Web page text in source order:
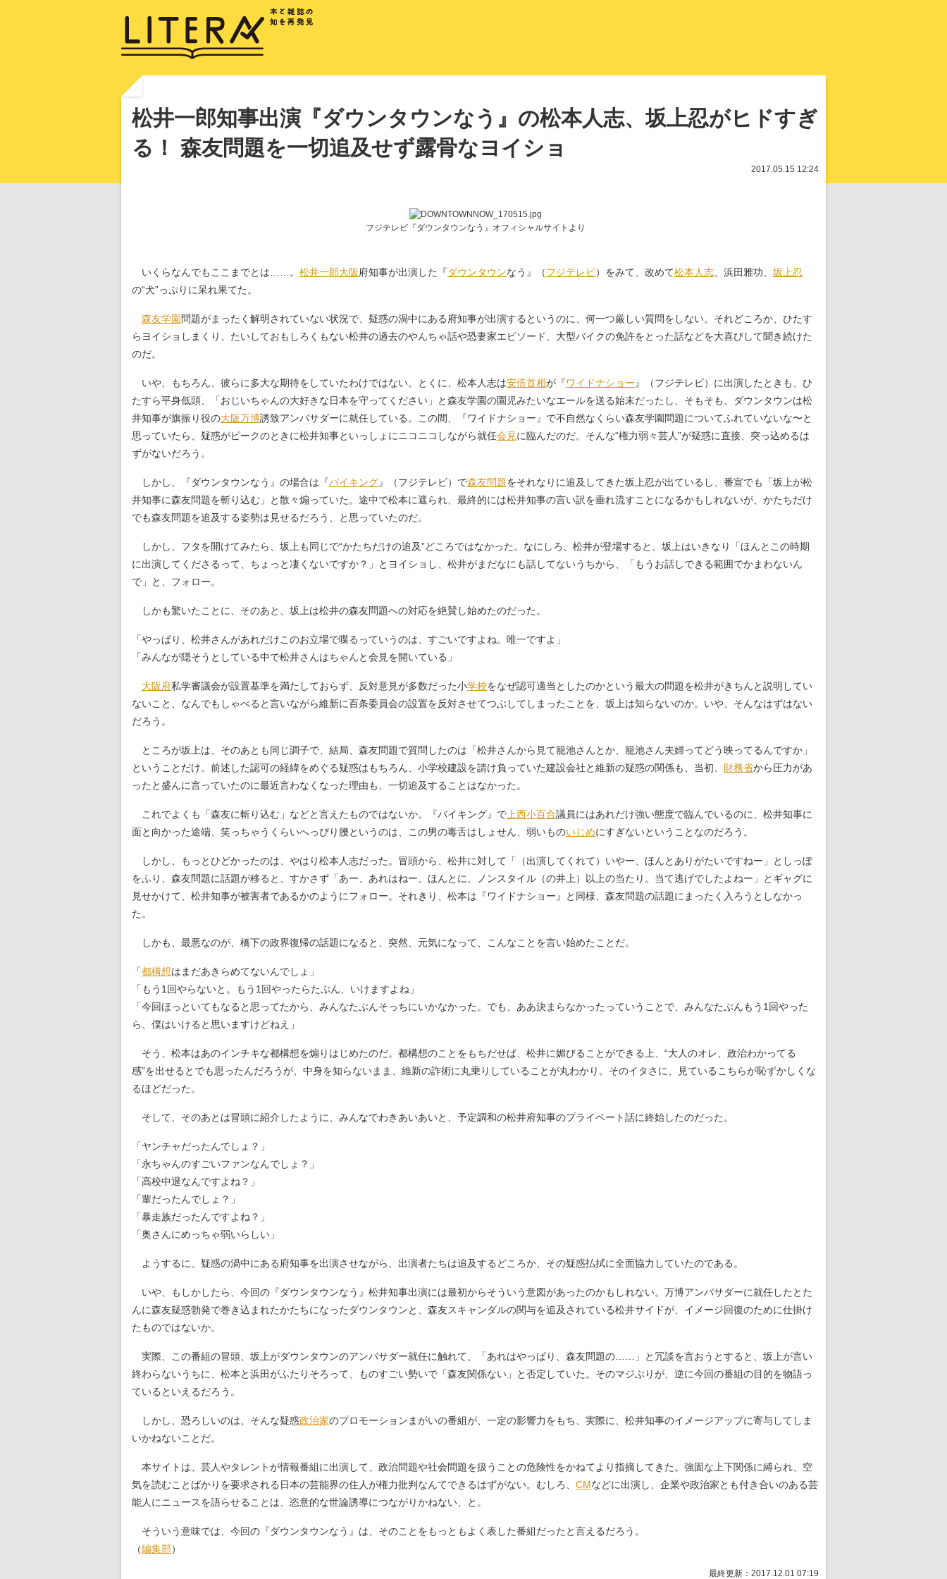
松井一郎知事出演『ダウンタウンなう』の松本人志、坂上忍がヒドすぎ
る！ 森友問題を一切追及せず露骨なヨイショ
2017.05.15 12:24
フジテレビ『ダウンタウンなう』オフィシャルサイトより
いくらなんでもここまでとは……。 松井一郎大阪府知事が出演した『ダウンタウンなう』（フジテレビ）をみて、改めて松本人志 、浜田雅功、 坂上忍
の“犬”っぷりに呆れ果てた。
森友学園 問題がまったく解明されていない状況で、疑惑の渦中にある府知事が出演するというのに、何一つ厳しい質問をしない。それどころか、ひたす
らヨイショしまくり、たいしておもしろくもない松井の過去のやんちゃ話や恐妻家エピソード、大型バイクの免許をとった話などを大喜びして聞き続けた
のだ。
いや、もちろん、彼らに多大な期待をしていたわけではない。とくに、松本人志は安倍首相が『ワイドナショー 』（フジテレビ）に出演したときも、ひ
たすら平身低頭、「おじいちゃんの大好きな日本を守ってください」と森友学園の園児みたいなエールを送る始末だったし、そもそも、ダウンタウンは松
井知事が旗振り役の大阪万博誘致アンバサダーに就任している。この間、『ワイドナショー』で不自然なくらい森友学園問題についてふれていないな〜と
思っていたら、疑惑がピークのときに松井知事といっしょにニコニコしながら就任会見に臨んだのだ。そんな“権力弱々芸人”が疑惑に直接、突っ込めるは
ずがないだろう。
しかし、『ダウンタウンなう』の場合は『バイキング』（フジテレビ）で森友問題をそれなりに追及してきた坂上忍が出ているし、番宣でも「坂上が松
井知事に森友問題を斬り込む」と散々煽っていた。途中で松本に遮られ、最終的には松井知事の言い訳を垂れ流すことになるかもしれないが、かたちだけ
でも森友問題を追及する姿勢は見せるだろう、と思っていたのだ。
しかし、フタを開けてみたら、坂上も同じで“かたちだけの追及”どころではなかった。なにしろ、松井が登場すると、坂上はいきなり「ほんとこの時期
に出演してくださるって、ちょっと凄くないですか？」とヨイショし、松井がまだなにも話してないうちから、「もうお話しできる範囲でかまわないん
で」と、フォロー。
しかも驚いたことに、そのあと、坂上は松井の森友問題への対応を絶賛し始めたのだった。
「やっぱり、松井さんがあれだけこのお立場で喋るっていうのは、すごいですよね。唯一ですよ」
「みんなが隠そうとしている中で松井さんはちゃんと会見を開いている」
大阪府私学審議会が設置基準を満たしておらず、反対意見が多数だった小学校をなぜ認可適当としたのかという最大の問題を松井がきちんと説明してい
ないこと、なんでもしゃべると言いながら維新に百条委員会の設置を反対させてつぶしてしまったことを、坂上は知らないのか。いや、そんなはずはない
だろう。
ところが坂上は、そのあとも同じ調子で、結局、森友問題で質問したのは「松井さんから見て籠池さんとか、籠池さん夫婦ってどう映ってるんですか」
ということだけ。前述した認可の経緯をめぐる疑惑はもちろん、小学校建設を請け負っていた建設会社と維新の疑惑の関係も、当初、 財務省から圧力があ
ったと盛んに言っていたのに最近言わなくなった理由も、一切追及することはなかった。
これでよくも「森友に斬り込む」などと言えたものではないか。『バイキング』で 上西小百合議員にはあれだけ強い態度で臨んでいるのに、松井知事に
面と向かった途端、笑っちゃうくらいへっぴり腰というのは、この男の毒舌はしょせん、弱いものいじめにすぎないということなのだろう。
しかし、もっとひどかったのは、やはり松本人志だった。冒頭から、松井に対して「（出演してくれて）いやー、ほんとありがたいですねー」としっぽ
をふり、森友問題に話題が移ると、すかさず「あー、あれはねー、ほんとに、ノンスタイル（の井上）以上の当たり。当て逃げでしたよねー」とギャグに
見せかけて、松井知事が被害者であるかのようにフォロー。それきり、松本は『ワイドナショー』と同様、森友問題の話題にまったく入ろうとしなかっ
た。
しかも、最悪なのが、橋下の政界復帰の話題になると、突然、元気になって、こんなことを言い始めたことだ。
「都構想はまだあきらめてないんでしょ」
「もう1回やらないと。もう1回やったらたぶん、いけますよね」
「今回ほっといてもなると思ってたから、みんなたぶんそっちにいかなかった。でも、ああ決まらなかったっていうことで、みんなたぶんもう1回やった
ら、僕はいけると思いますけどねえ」
そう、松本はあのインチキな都構想を煽りはじめたのだ。都構想のことをもちだせば、松井に媚びることができる上、“大人のオレ、政治わかってる
感”を出せるとでも思ったんだろうが、中身を知らないまま、維新の詐術に丸乗りしていることが丸わかり。そのイタさに、見ているこちらが恥ずかしくな
るほどだった。
そして、そのあとは冒頭に紹介したように、みんなでわきあいあいと、予定調和の松井府知事のプライベート話に終始したのだった。
「ヤンチャだったんでしょ？」
「永ちゃんのすごいファンなんでしょ？」
「高校中退なんですよね？」
「輩だったんでしょ？」
「暴走族だったんですよね？」
「奥さんにめっちゃ弱いらしい」
ようするに、疑惑の渦中にある府知事を出演させながら、出演者たちは追及するどころか、その疑惑払拭に全面協力していたのである。
いや、もしかしたら、今回の『ダウンタウンなう』松井知事出演には最初からそういう意図があったのかもしれない。万博アンバサダーに就任したとた
んに森友疑惑勃発で巻き込まれたかたちになったダウンタウンと、森友スキャンダルの関与を追及されている松井サイドが、イメージ回復のために仕掛け
たものではないか。
実際、この番組の冒頭、坂上がダウンタウンのアンバサダー就任に触れて、「あれはやっぱり、森友問題の……」と冗談を言おうとすると、坂上が言い
終わらないうちに、松本と浜田がふたりそろって、ものすごい勢いで「森友関係ない」と否定していた。そのマジぶりが、逆に今回の番組の目的を物語っ
ているといえるだろう。
しかし、恐ろしいのは、そんな疑惑政治家のプロモーションまがいの番組が、一定の影響力をもち、実際に、松井知事のイメージアップに寄与してしま
いかねないことだ。
本サイトは、芸人やタレントが情報番組に出演して、政治問題や社会問題を扱うことの危険性をかねてより指摘してきた。強固な上下関係に縛られ、空
気を読むことばかりを要求される日本の芸能界の住人が権力批判なんてできるはずがない。むしろ、 CMなどに出演し、企業や政治家とも付き合いのある芸
能人にニュースを語らせることは、恣意的な世論誘導につながりかねない、と。
そういう意味では、今回の『ダウンタウンなう』は、そのことをもっともよく表した番組だったと言えるだろう。
（編集部）
最終更新：2017.12.01 07:19